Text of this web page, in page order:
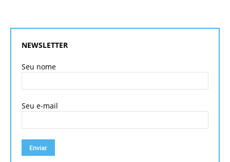
NEWSLETTER
Seu nome
Seu e-mail